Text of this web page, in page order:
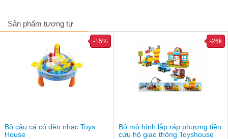
Sản phẩm tương tự
Bộ câu cá có đèn nhạc Toys
House
-15%
Bộ mô hình lắp ráp phương tiện
cứu hộ giao thông Toyshouse
-26k